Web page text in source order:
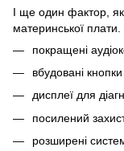
І ще один фактор,
материнської
покращені
вбудовані
дисплеї для
посилений
розширені